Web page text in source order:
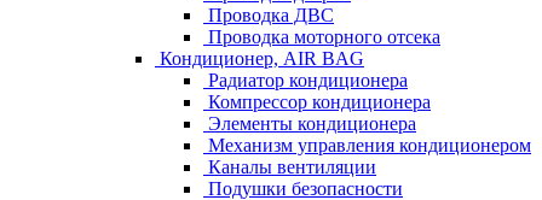
Проводка ДВС
Проводка моторного отсека
Кондиционер, AIR BAG
Радиатор кондиционера
Компрессор кондиционера
Элементы кондиционера
Механизм управления кондиционером
Каналы вентиляции
Подушки безопасности